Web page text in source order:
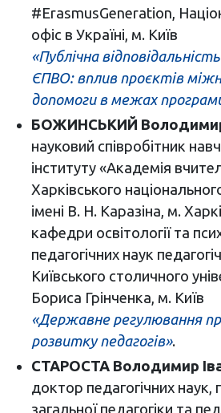
#ErasmusGeneration,
офіс в Україні, м. Київ
«Публічна
ЄПВО: вплив проєктів
допомоги в межах
БОЖИНСЬКИЙ
науковий співробітник
інституту «Академія
Харківського
імені В. Н. Каразіна, м.
кафедри освітології та
педагогічних наук
Київського столичного
Бориса Грінченка, м. Київ
«Державне регулювання
розвитку педагогів».
СТАРОСТА Володимир
доктор педагогічних
загальної педагогіки та